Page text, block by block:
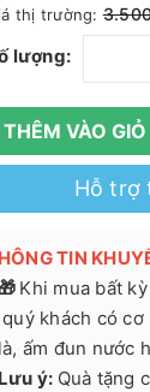
thị trường:
lượng:
THÊM VÀO
Hỗ trợ
HÔNG TIN
🎁 Khi mua bất
quý khách có cơ
là, ấm đun nước
Lưu ý: Quà tặng